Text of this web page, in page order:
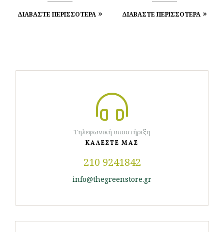
ΔΙΑΒΑΣΤΕ ΠΕΡΙΣΣΟΤΕΡΑ ΔΙΑΒΑΣΤΕ ΠΕΡΙΣΣΟΤΕΡΑ
Τηλεφωνική υποστήριξη
ΚΑΛΕΣΤΕ ΜΑΣ
210 9241842
info@thegreenstore.gr